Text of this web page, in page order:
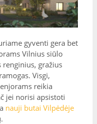
gyventi gera bet
Vilnius siūlo
gražius
Visgi,
reikia
jei norisi apsistoti
nauji butai Vilpėdėje